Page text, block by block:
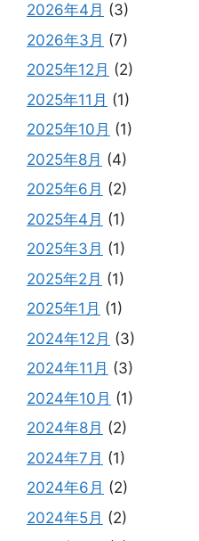
2026年4月 (3)
2026年3月 (7)
2025年12月 (2)
2025年11月 (1)
2025年10月 (1)
2025年8月 (4)
2025年6月 (2)
2025年4月 (1)
2025年3月 (1)
2025年2月 (1)
2025年1月 (1)
2024年12月 (3)
2024年11月 (3)
2024年10月 (1)
2024年8月 (2)
2024年7月 (1)
2024年6月 (2)
2024年5月 (2)